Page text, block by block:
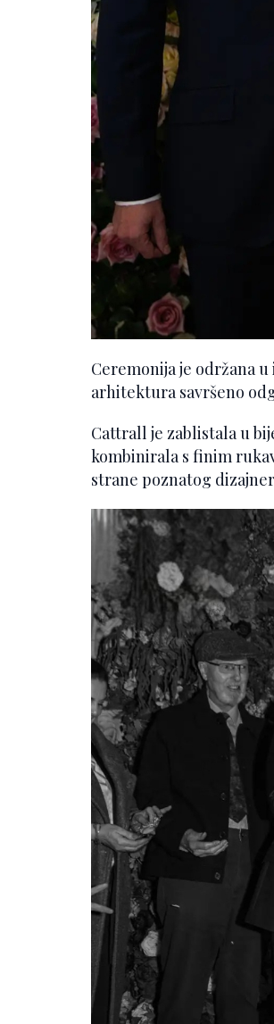
Ceremonija je održana
arhitektura savršeno
Cattrall je zablistala u
kombinirala s finim
strane poznatog